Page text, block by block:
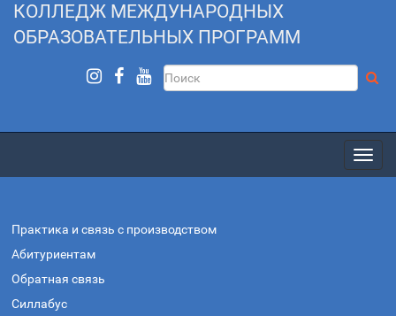
КОЛЛЕДЖ МЕЖДУНАРОДНЫХ
ОБРАЗОВАТЕЛЬНЫХ ПРОГРАММ
Практика и связь с производством
Абитуриентам
Обратная связь
Силлабус